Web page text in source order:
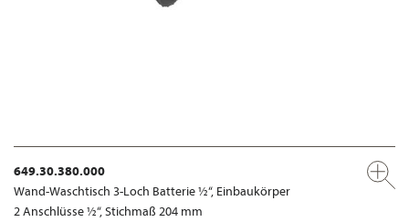
649.30.380.000
Wand-Waschtisch 3-Loch Batterie ½“, Einbaukörper
2 Anschlüsse ½“, Stichmaß 204 mm